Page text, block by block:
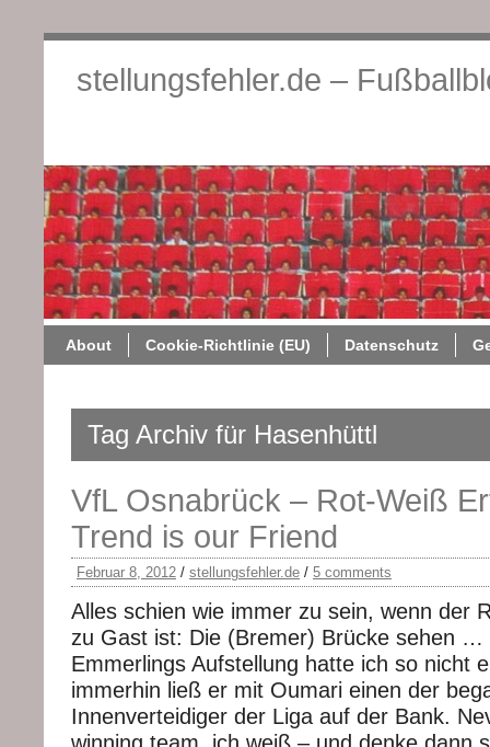
stellungsfehler.de –
About Cookie-Richtlinie (EU) Datenschutz
Tag Archiv für Hasenhüttl
VfL Osnabrück – Rot-Weiß
Trend is our Friend
Februar 8, 2012 / stellungsfehler.de / 5 comments
Alles schien wie immer zu sein, wenn der
zu Gast ist: Die (Bremer) Brücke sehen …
Emmerlings Aufstellung hatte ich so nicht
immerhin ließ er mit Oumari einen der
Innenverteidiger der Liga auf der Bank.